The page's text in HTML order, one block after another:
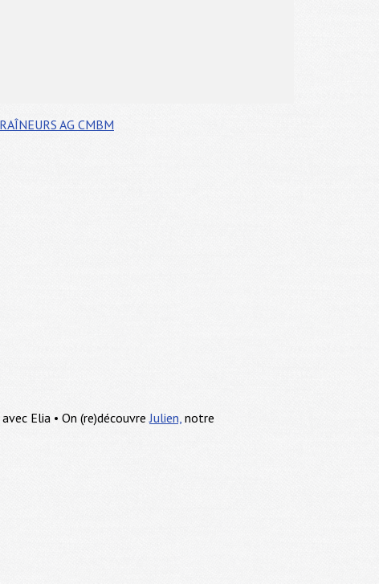
AG CMBM
avec Elia • On (re)découvreJulien, notre